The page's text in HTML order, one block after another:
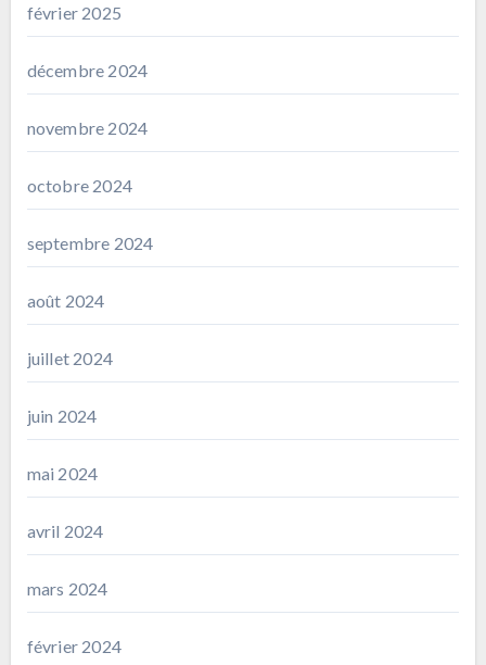
février 2025
décembre 2024
novembre 2024
octobre 2024
septembre 2024
août 2024
juillet 2024
juin 2024
mai 2024
avril 2024
mars 2024
février 2024